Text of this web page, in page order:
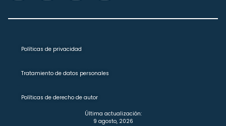
Políticas de privacidad
Tratamiento de datos personales
Políticas de derecho de autor
Última actualización:
9 agosto, 2026